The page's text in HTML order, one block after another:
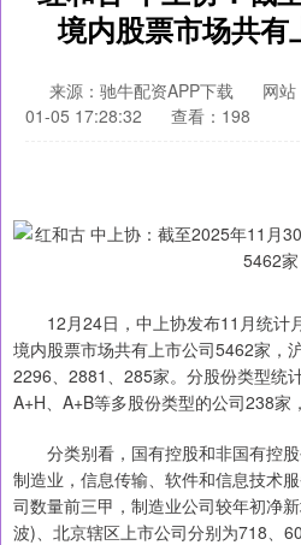
境内股票市场共有
来源：驰牛配资APP下载 网
01-05 17:28:32
查看：198
12月24日，中上协发布11月统计
境内股票市场共有上市公司5462家，
2296、2881、285家。分股份类型统
A+H、A+B等多股份类型的公司238家
分类别看，国有控股和非国有控股
制造业，信息传输、软件和信息技术
司数量前三甲，制造业公司较年初净
波)、北京辖区上市公司分别为718、